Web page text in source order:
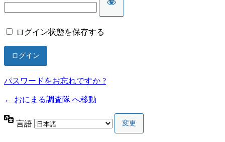
ログイン状態を保存する
パスワードをお忘れですか ?
← おにまる調査隊 へ移動
言語